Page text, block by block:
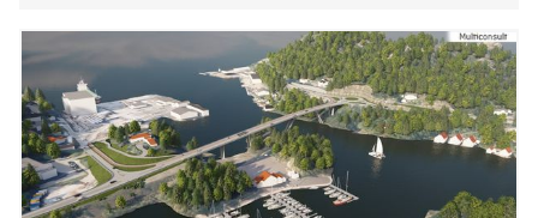
inkluderingsminister Kjersti Stenseng (Ap) og Høyre har gitt
Stortinget et misvisende og delvis feilaktig bilde i
innsigelsene av den sentrale 2014‑rapporten «Eksport av
velferdsytelser» Foreningen for NAV-Skandalens Ofre
krever nå full åpenhet om 2014‑rapporten til Stortingets
behandling tirsdag 21 april 2026